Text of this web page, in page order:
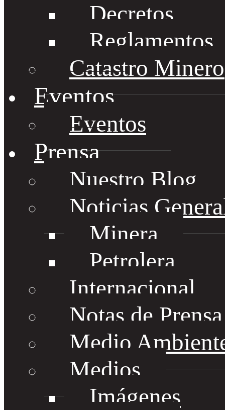
Decretos
Reglamentos
Catastro Minero
Eventos
Eventos
Prensa
Nuestro Blog
Noticias
Minera
Petrolera
Internacional
Notas de
Medio
Medios
Imágenes